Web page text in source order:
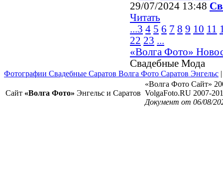
29/07/2024 13:48
Читать
...3 4 5 6 7 8 9 10 11
22 23 ...
«Волга Фото»
Свадебные Мода
Фотографии Свадебные Саратов Волга Фото Саратов Энгельс
Сайт «Волга Фото» Энгельс и Саратов
«Волга Фото Сайт»
VolgaFoto.RU 2007-
Документ от 06/08/